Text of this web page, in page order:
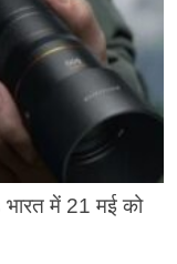
में 21 मई को